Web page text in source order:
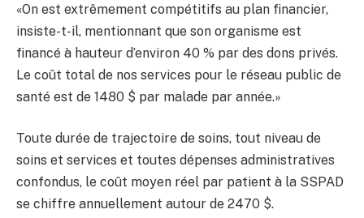
«On est extrêmement compétitifs au plan financier,
insiste-t-il, mentionnant que son organisme est
financé à hauteur d’environ 40 % par des dons privés.
Le coût total de nos services pour le réseau public de
santé est de 1480 $ par malade par année.»
Toute durée de trajectoire de soins, tout niveau de
soins et services et toutes dépenses administratives
confondus, le coût moyen réel par patient à la SSPAD
se chiffre annuellement autour de 2470 $.